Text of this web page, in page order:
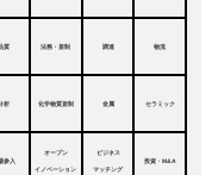
質 法務・規制 調達 物流
析 化学物質規制 金属 セラミック
参入
オープン
イノベーション
ビジネス
マッチング
投資・M&A